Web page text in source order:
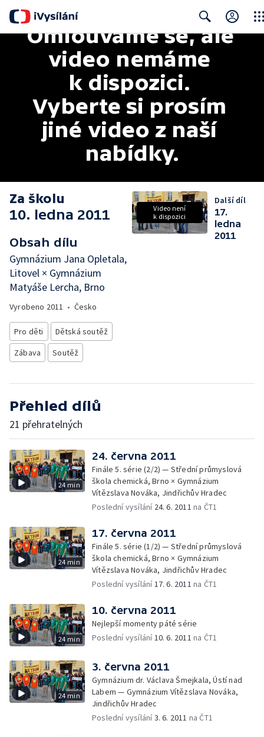
Search
Omlouváme se, ale
video nemáme
k dispozici.
Vyberte si prosím
jiné video z naší
nabídky.
Za školu
10. ledna 2011
Obsah dílu
Gymnázium Jana Opletala,
Litovel × Gymnázium
Matyáše Lercha, Brno
Vyrobeno 2011 • Česko
Pro děti
Dětská soutěž
Zábava
Soutěž
Video není
k dispozici
Další díl
17.
ledna
2011
Přehled dílů
21 přehratelných
24 min
24. června 2011
Finále 5. série (2/2) — Střední průmyslová
škola chemická, Brno × Gymnázium
Vítězslava Nováka, Jindřichův Hradec
Poslední vysílání 24. 6. 2011 na ČT1
24 min
17. června 2011
Finále 5. série (1/2) — Střední průmyslová
škola chemická, Brno × Gymnázium
Vítězslava Nováka, Jindřichův Hradec
Poslední vysílání17. 6. 2011 na ČT1
24 min
10. června 2011
Nejlepší momenty páté série
Poslední vysílání10. 6. 2011 na ČT1
24 min
3. června 2011
Gymnázium dr. Václava Šmejkala, Ústí nad
Labem — Gymnázium Vítězslava Nováka,
Jindřichův Hradec
Poslední vysílání3. 6. 2011 na ČT1